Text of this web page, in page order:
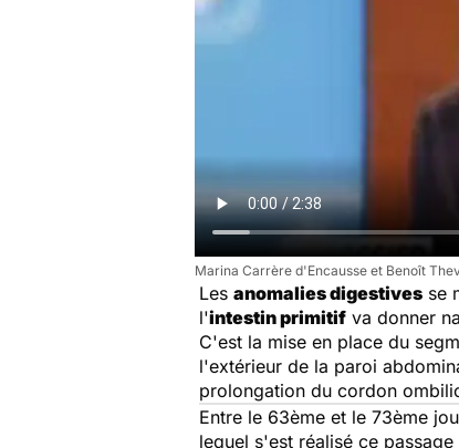
Marina Carrère d'Encausse et Benoît
Les anomalies digestives se
l'intestin primitif va donner
C'est la mise en place du
l'extérieur de la paroi
prolongation du cordon
Entre le 63ème et le 73ème
lequel s'est réalisé ce